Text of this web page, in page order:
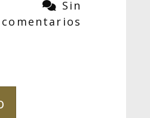
Sin
comentarios